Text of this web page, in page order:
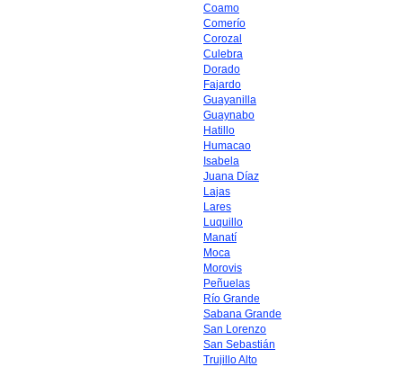
Coamo
Comerío
Corozal
Culebra
Dorado
Fajardo
Guayanilla
Guaynabo
Hatillo
Humacao
Isabela
Juana Díaz
Lajas
Lares
Luquillo
Manatí
Moca
Morovis
Peñuelas
Río Grande
Sabana Grande
San Lorenzo
San Sebastián
Trujillo Alto